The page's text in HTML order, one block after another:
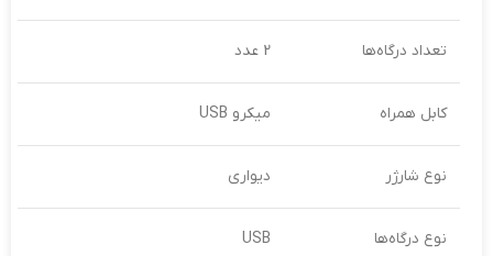
تعداد درگاه‌ها 2 عدد
کابل همراه میکرو USB
نوع شارژر دیواری
نوع درگاه‌ها USB